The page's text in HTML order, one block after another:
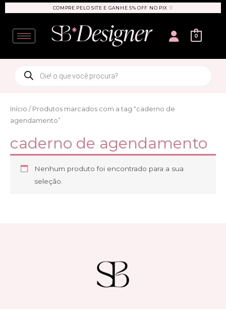
conteúdo
COMPRE PELO SITE E GANHE 5% OFF NO PIX ♡
User
0
search
Início / Produtos marcados com a tag “caderno de
agendamento”
caderno de agendamento
Nenhum produto foi encontrado para a sua
seleção.